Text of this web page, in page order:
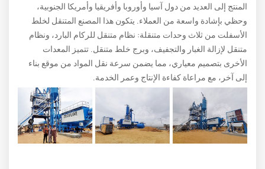
المنتج إلى العديد من دول آسيا وأوروبا وأفريقيا وأمريكا الجنوبية،
وحظي بإشادة واسعة من العملاء. يتكون هذا المصنع المتنقل لخلط
الأسفلت من ثلاث وحدات متنقلة: نظام متنقل للركام البارد، ونظام
متنقل لإزالة الغبار والتجفيف، وبرج خلط متنقل. تتميز المعدات
الأخرى بتصميم معياري، مما يضمن سرعة نقل المواد من موقع بناء
إلى آخر، مع مراعاة كفاءة الإنتاج وعمر الخدمة.